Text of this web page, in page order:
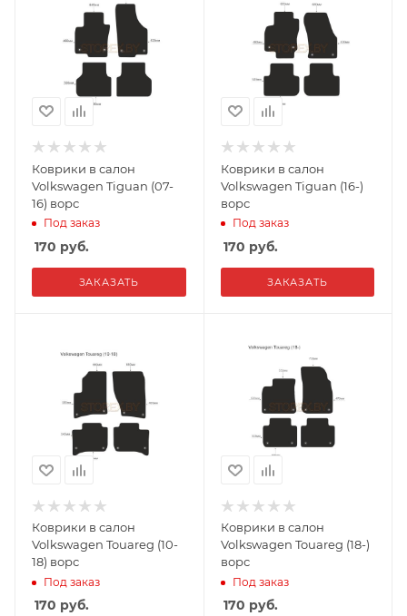
Коврики в салон
Volkswagen Tiguan (07-
16) ворс
Под заказ
170 руб.
ЗАКАЗАТЬ
Коврики в салон
Volkswagen Tiguan (16-)
ворс
Под заказ
170 руб.
ЗАКАЗАТЬ
Коврики в салон
Volkswagen Touareg (10-
18) ворс
Под заказ
170 руб.
Коврики в салон
Volkswagen Touareg (18-)
ворс
Под заказ
170 руб.